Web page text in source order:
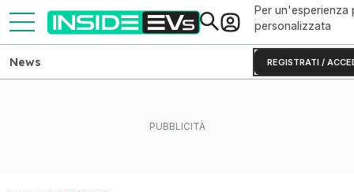
Per un'esperienza
personalizzata
REGISTRATI /
News